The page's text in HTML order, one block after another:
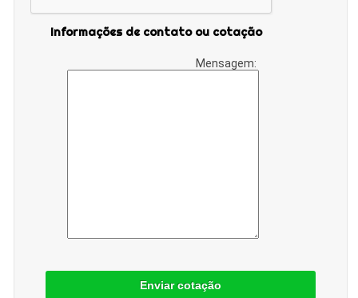
Informações de contato ou cotação
Mensagem:
Enviar cotação